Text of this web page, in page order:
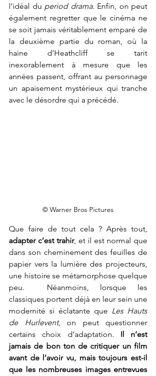
l’idéal du period drama. Enfin, on peut
également regretter que le cinéma ne
se soit jamais véritablement emparé de
la deuxième partie du roman, où la
haine d’Heathcliff se tarit
inexorablement à mesure que les
années passent, offrant au personnage
un apaisement mystérieux qui tranche
avec le désordre qui a précédé.
© Warner Bros Pictures
adapter c’est trahir, et il est normal que
dans son cheminement des feuilles de
papier vers la lumière des projecteurs,
une histoire se métamorphose quelque
peu.  Néanmoins, lorsque les
classiques portent déjà en leur sein une
modernité si éclatante que Les Hauts
de Hurlevent, on peut questionner
certains choix d’adaptation. Il n’est
jamais de bon ton de critiquer un film
avant de l’avoir vu, mais toujours est-il
que les nombreuses images entrevues